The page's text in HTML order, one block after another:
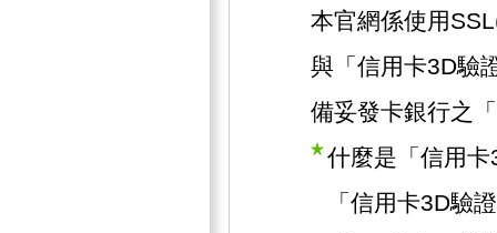
本官網係使用
與「信用卡3D驗
備妥發卡銀行之
什麼是「信用
「信用卡3D驗